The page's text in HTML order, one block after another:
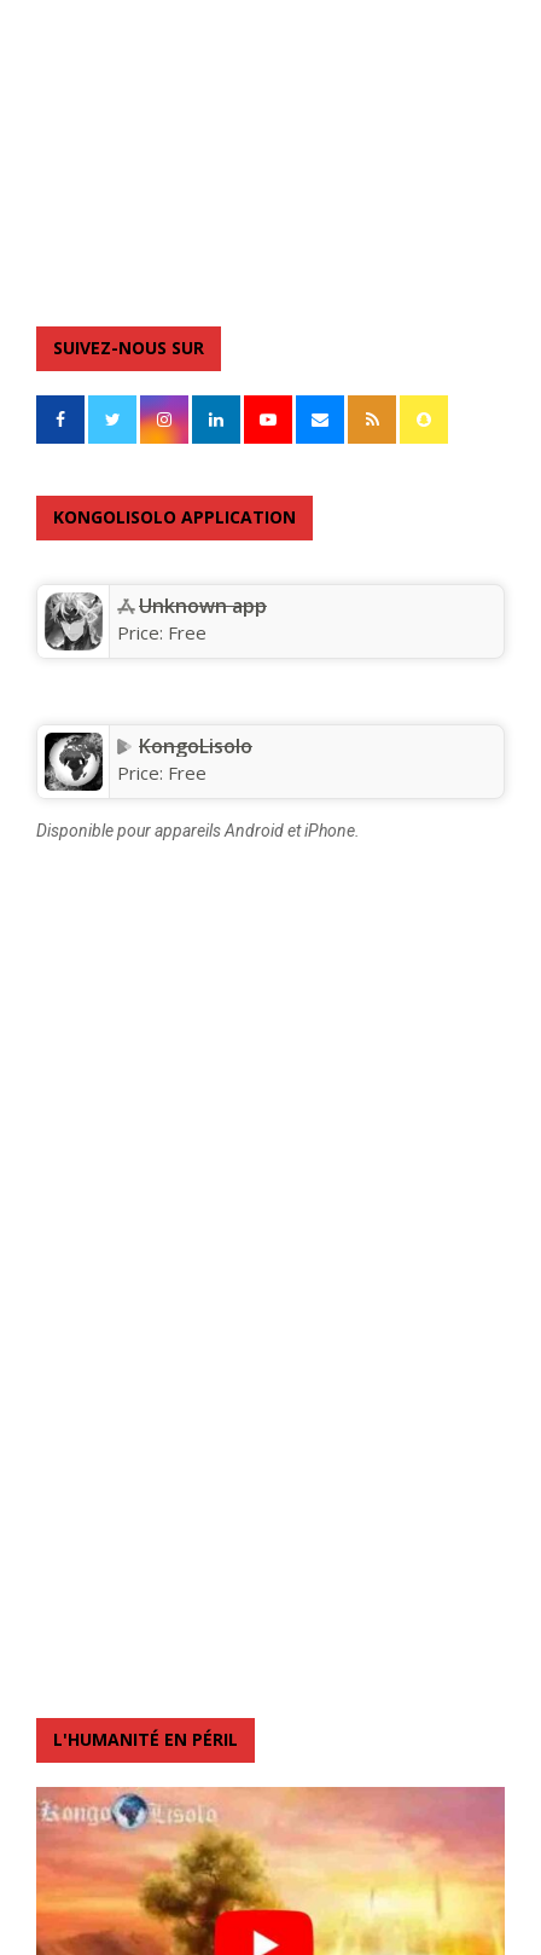
SUIVEZ-NOUS SUR
KONGOLISOLO APPLICATION
Unknown app
Price: Free
KongoLisolo
Price: Free
Disponible pour appareils Android et iPhone.
L'HUMANITÉ EN PÉRIL